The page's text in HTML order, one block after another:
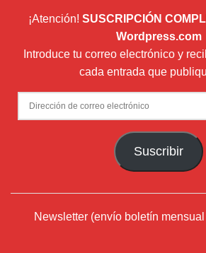
¡Atención! SUSCRIPCIÓN
Wordpress.com
Introduce tu correo electrónico y
cada entrada que
Dirección
de
Suscribir
Newsletter (envío boletín